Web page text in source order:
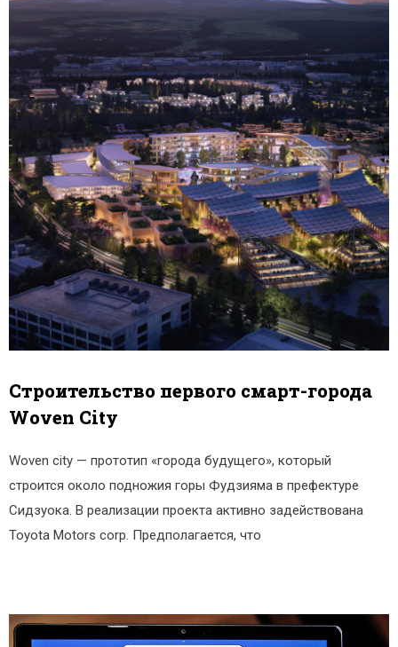
Строительство первого смарт-города
Woven City
Woven city — прототип «города будущего», который
строится около подножия горы Фудзияма в префектуре
Сидзуока. В реализации проекта активно задействована
Toyota Motors corp. Предполагается, что